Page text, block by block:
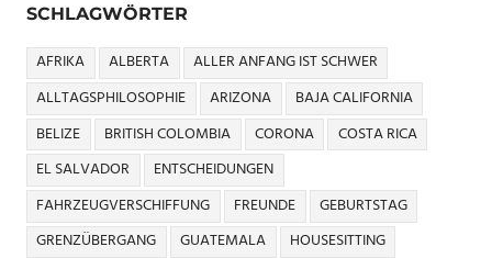
SCHLAGWÖRTER
AFRIKA ALBERTA
ALLER ANFANG IST SCHWER
ALLTAGSPHILOSOPHIE
ARIZONA
BAJA CALIFORNIA
BELIZE
BRITISH COLOMBIA CORONA
COSTA RICA
EL SALVADOR
ENTSCHEIDUNGEN
FAHRZEUGVERSCHIFFUNG
FREUNDE
GEBURTSTAG
GRENZÜBERGANG
GUATEMALA
HOUSESITTING